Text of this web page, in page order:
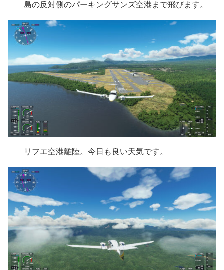
島の反対側のパーキングサンズ空港まで飛びます。
リフエ空港離陸。今日も良い天気です。